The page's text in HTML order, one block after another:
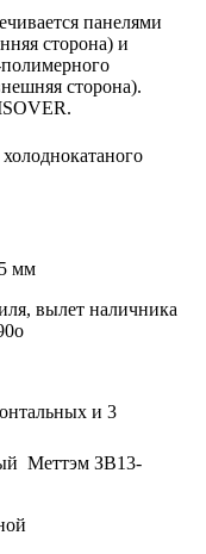
панелями
сторона) и
сторона).
мм
вылет наличника
и 3
Меттэм ЗВ13-